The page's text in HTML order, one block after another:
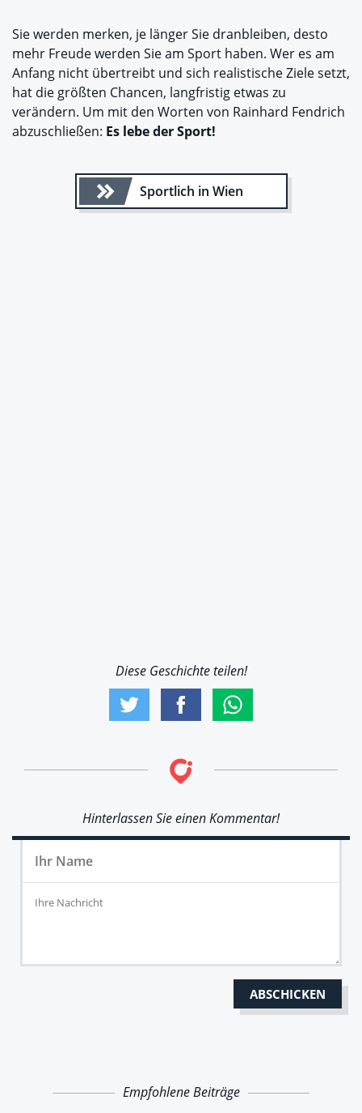
Sie werden merken, je länger Sie dranbleiben, desto
mehr Freude werden Sie am Sport haben. Wer es am
Anfang nicht übertreibt und sich realistische Ziele setzt,
hat die größten Chancen, langfristig etwas zu
verändern. Um mit den Worten von Rainhard Fendrich
abzuschließen: Es lebe der Sport!
Sportlich in Wien
Diese Geschichte teilen!
Hinterlassen Sie einen Kommentar!
Empfohlene Beiträge